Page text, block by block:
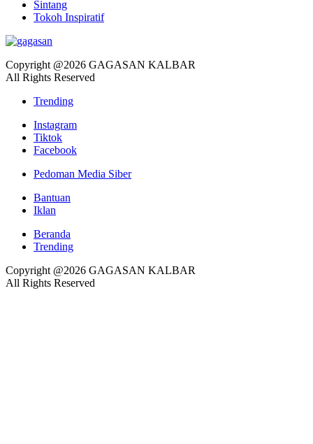
Sintang
Tokoh Inspiratif
Copyright @2026 GAGASAN KALBAR
All Rights Reserved
Trending
Instagram
Tiktok
Facebook
Pedoman Media Siber
Bantuan
Iklan
Beranda
Trending
Copyright @2026 GAGASAN KALBAR
All Rights Reserved